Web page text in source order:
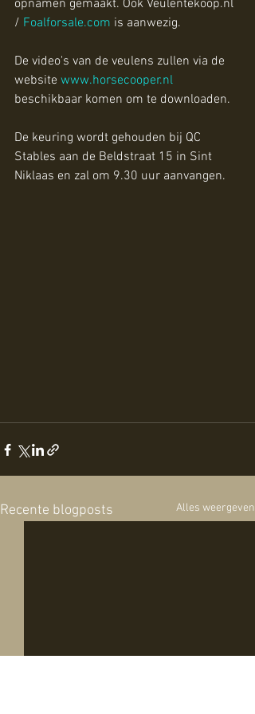
opnamen gemaakt. Ook Veulentekoop.nl
/ Foalforsale.com is aanwezig.
De video's van de veulens zullen via de
website www.horsecooper.nl
beschikbaar komen om te downloaden.
De keuring wordt gehouden bij QC
Stables aan de Beldstraat 15 in Sint
Niklaas en zal om 9.30 uur aanvangen.
Recente blogposts Alles weergeven